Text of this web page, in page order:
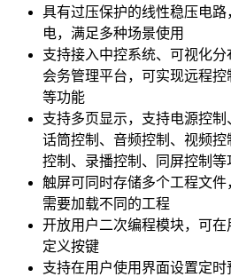
具有过压保护的线性稳压电路
电，满足多种场景使用
支持接入中控系统、可视化
会务管理平台，可实现远程
等功能
支持多页显示，支持电源控制
话筒控制、音频控制、视频
控制、录播控制、同屏控制等
触屏可同时存储多个工程文
需要加载不同的工程
开放用户二次编程模块，可
定义按键
支持在用户使用界面设置定